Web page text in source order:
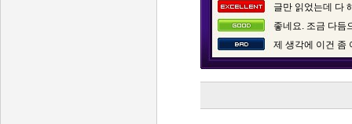
글만 읽었는데 다
좋네요. 조금 다듬
제 생각에 이건 좀